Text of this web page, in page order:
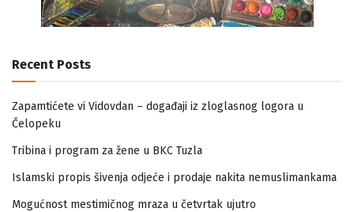
Recent Posts
Zapamtićete vi Vidovdan – događaji iz zloglasnog logora u
Čelopeku
Tribina i program za žene u BKC Tuzla
Islamski propis šivenja odjeće i prodaje nakita nemuslimankama
Mogućnost mestimičnog mraza u četvrtak ujutro